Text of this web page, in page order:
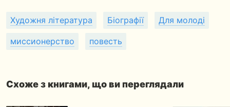
Художня література Біографії Для молоді
миссионерство повесть
Схоже з книгами, що ви переглядали